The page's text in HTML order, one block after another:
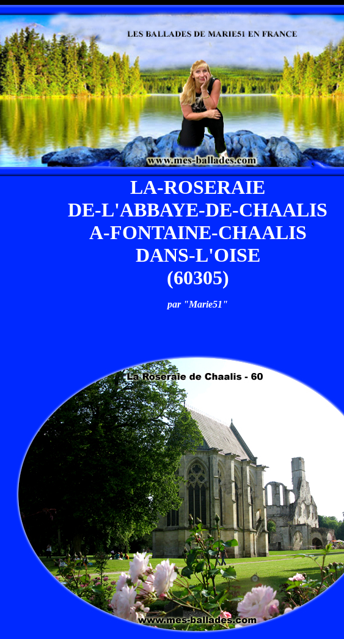
LA-ROSERAIE
DE-L'ABBAYE-DE-CHAALIS
A-FONTAINE-CHAALIS
DANS-L'OISE
(60305)
par "Marie51"